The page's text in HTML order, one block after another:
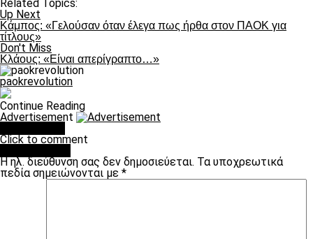
Related Topics:
Up Next
Κάμπος: «Γελούσαν όταν έλεγα πως ήρθα στον ΠΑΟΚ για
τίτλους»
Don't Miss
Κλάους: «Είναι απερίγραπτο…»
paokrevolution
Continue Reading
Advertisement
Click to comment
Η ηλ. διεύθυνση σας δεν δημοσιεύεται. Τα υποχρεωτικά
πεδία σημειώνονται με *